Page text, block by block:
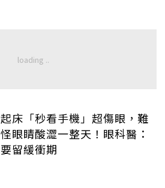
起床「秒看手機」超傷眼，難
怪眼睛酸澀一整天！眼科醫：
要留緩衝期